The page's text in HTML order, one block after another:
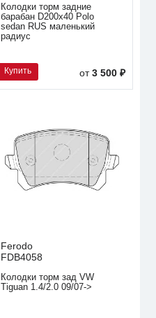
Колодки торм задние
барабан D200x40 Polo
sedan RUS маленький
радиус
Купить от3 500 ₽
Ferodo
FDB4058
Колодки торм зад VW
Tiguan 1.4/2.0 09/07->